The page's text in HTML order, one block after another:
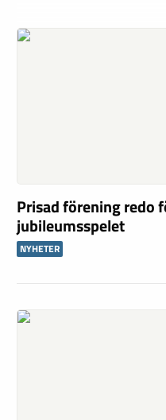
Prisad förening redo
jubileumsspelet
NYHETER